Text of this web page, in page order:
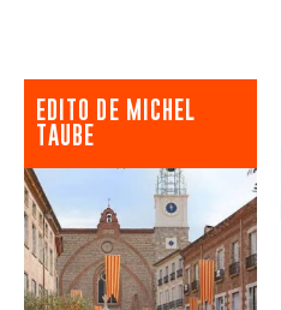
EDITO DE MICHEL
TAUBE